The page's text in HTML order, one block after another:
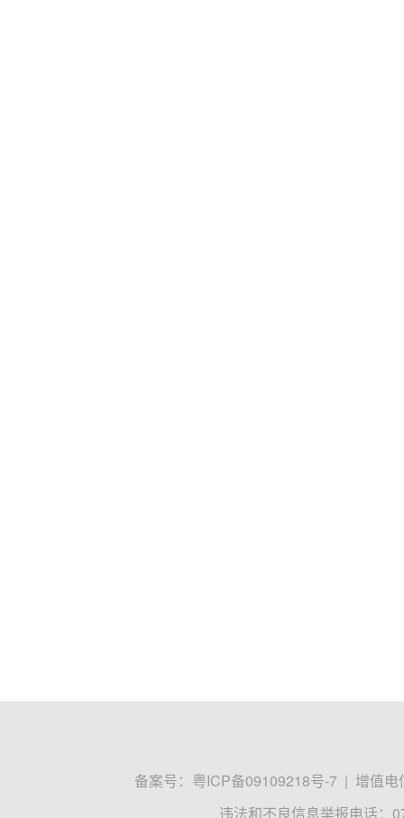
备案号： 粤ICP备09109218号-7 | 增值电
违法和不良信息举报电话：